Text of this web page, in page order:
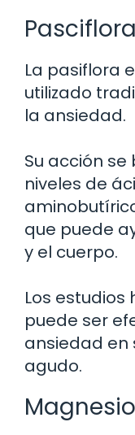
Pasciflora
La pasiflora
utilizado
la ansiedad.
Su acción
niveles de
que puede
y el cuerpo.
Los
puede ser
ansiedad en
agudo.
Magnesio